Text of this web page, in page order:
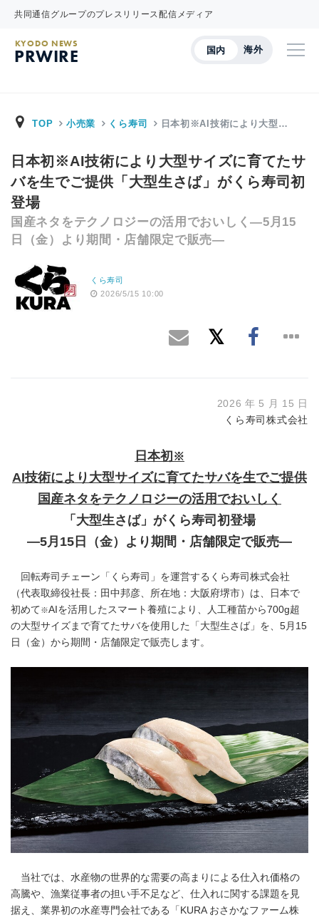
共同通信グループのプレスリリース配信メディア
国内 海外
KYODO NEWS
PRWIRE
TOP 小売業 くら寿司 日本初※AI技術により大型…
日本初※AI技術により大型サイズに育てたサ
バを生でご提供「大型生さば」がくら寿司初
登場
国産ネタをテクノロジーの活用でおいしく―5月15
日（金）より期間・店舗限定で販売―
くら寿司
2026/5/15 10:00
2026 年 5 月 15 日
くら寿司株式会社
日本初 ※
AI技術により大型サイズに育てたサバを生でご提供
国産ネタをテクノロジーの活用でおいしく
「大型生さば」がくら寿司初登場
―5月15日（金）より期間・店舗限定で販売―
回転寿司チェーン「くら寿司」を運営するくら寿司株式会社
（代表取締役社長：田中邦彦、所在地：大阪府堺市）は、日本で
初めて※AIを活用したスマート養殖により、人工種苗から700g超
の大型サイズまで育てたサバを使用した「大型生さば」を、5月15
日（金）から期間・店舗限定で販売します。
当社では、水産物の世界的な需要の高まりによる仕入れ価格の
高騰や、漁業従事者の担い手不足など、仕入れに関する課題を見
据え、業界初の水産専門会社である「KURA おさかなファーム株